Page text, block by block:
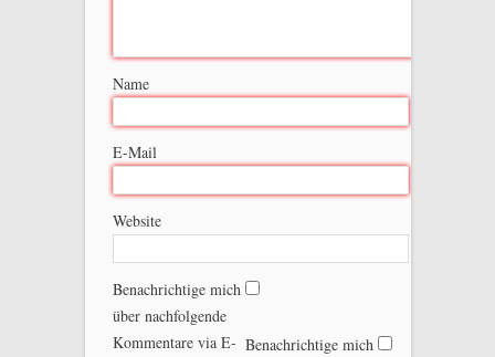
Name
E-Mail
Website
Benachrichtige mich
über nachfolgende
Kommentare via E- Benachrichtige mich